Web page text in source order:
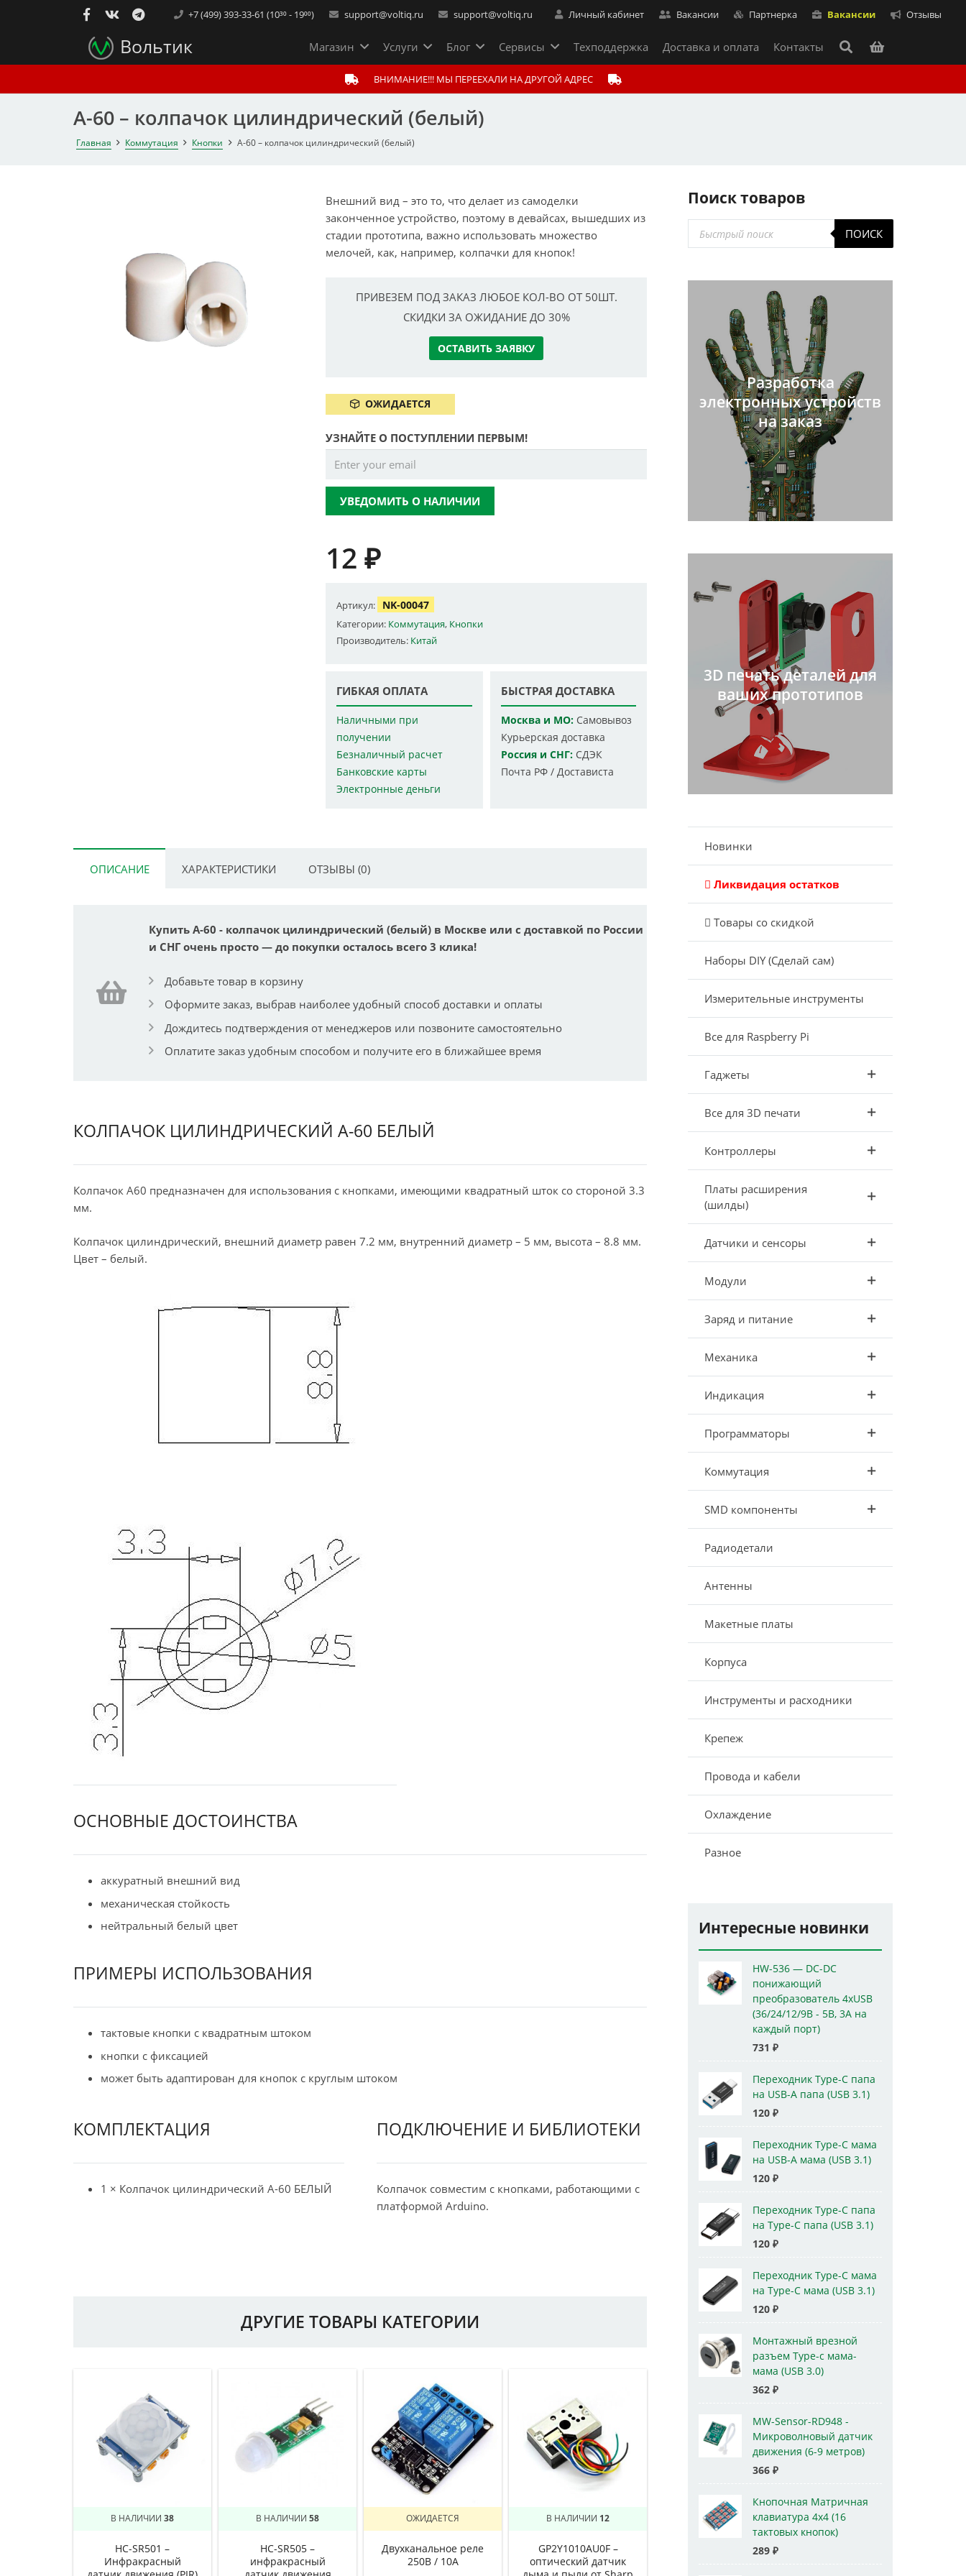
+7 (499) 393-33-61 (10³⁰ - 19⁰⁰) support@voltiq.ru support@voltiq.ru Личный кабинет Вакансии Партнерка Вакансии Отзывы
Вольтик Магазин Услуги Блог Сервисы Техподдержка Доставка и оплата Контакты
ВНИМАНИЕ!!! МЫ ПЕРЕЕХАЛИ НА ДРУГОЙ АДРЕС
A-60 – колпачок цилиндрический (белый)
Главная Коммутация Кнопки A-60 – колпачок цилиндрический (белый)
Внешний вид – это то, что делает из самоделки
законченное устройство, поэтому в девайсах, вышедших из
стадии прототипа, важно использовать множество
мелочей, как, например, колпачки для кнопок!
ПРИВЕЗЕМ ПОД ЗАКАЗ ЛЮБОЕ КОЛ-ВО ОТ 50ШТ.
СКИДКИ ЗА ОЖИДАНИЕ ДО 30%
ОСТАВИТЬ ЗАЯВКУ
ОЖИДАЕТСЯ
УЗНАЙТЕ О ПОСТУПЛЕНИИ ПЕРВЫМ!
УВЕДОМИТЬ О НАЛИЧИИ
12₽
Артикул: NK-00047
Категории: Коммутация, Кнопки
Производитель: Китай
ГИБКАЯ ОПЛАТА
Наличными при
получении
Безналичный расчет
Банковские карты
Электронные деньги
БЫСТРАЯ ДОСТАВКА
Москва и МО:Самовывоз
Курьерская доставка
Россия и СНГ:СДЭК
Почта РФ / Достависта
ОПИСАНИЕ ХАРАКТЕРИСТИКИ ОТЗЫВЫ (0)
Купить A-60 - колпачок цилиндрический (белый) в Москве или с доставкой по России
и СНГ очень просто — до покупки осталось всего 3 клика!
Добавьте товар в корзину
Оформите заказ, выбрав наиболее удобный способ доставки и оплаты
Дождитесь подтверждения от менеджеров или позвоните самостоятельно
Оплатите заказ удобным способом и получите его в ближайшее время
КОЛПАЧОК ЦИЛИНДРИЧЕСКИЙ A-60 БЕЛЫЙ
Колпачок А60 предназначен для использования с кнопками, имеющими квадратный шток со стороной 3.3
мм.
Колпачок цилиндрический, внешний диаметр равен 7.2 мм, внутренний диаметр – 5 мм, высота – 8.8 мм.
Цвет – белый.
ОСНОВНЫЕ ДОСТОИНСТВА
аккуратный внешний вид
механическая стойкость
нейтральный белый цвет
ПРИМЕРЫ ИСПОЛЬЗОВАНИЯ
тактовые кнопки с квадратным штоком
кнопки с фиксацией
может быть адаптирован для кнопок с круглым штоком
КОМПЛЕКТАЦИЯ
1 × Колпачок цилиндрический A-60 БЕЛЫЙ
ПОДКЛЮЧЕНИЕ И БИБЛИОТЕКИ
Колпачок совместим с кнопками, работающими с
платформой Arduinо.
ДРУГИЕ ТОВАРЫ КАТЕГОРИИ
В НАЛИЧИИ 38
HC-SR501 –
Инфракрасный
В НАЛИЧИИ 58
HC-SR505 –
инфракрасный
ОЖИДАЕТСЯ
Двухканальное реле
250В / 10А
В НАЛИЧИИ 12
GP2Y1010AU0F –
оптический датчик
Поиск товаров
Поиск
товаров
ПОИСК
Разработка
электронных устройств
на заказ
3D печать деталей для
ваших прототипов
Новинки
Ликвидация остатков
Товары со скидкой
Наборы DIY (Сделай сам)
Измерительные инструменты
Все для Raspberry Pi
Гаджеты
Все для 3D печати
Контроллеры
Платы расширения
(шилды)
Датчики и сенсоры
Модули
Заряд и питание
Механика
Индикация
Программаторы
Коммутация
SMD компоненты
Радиодетали
Антенны
Макетные платы
Корпуса
Инструменты и расходники
Крепеж
Провода и кабели
Охлаждение
Разное
Интересные новинки
HW-536 — DC-DC
понижающий
преобразователь 4xUSB
(36/24/12/9В - 5В, 3А на
каждый порт)
731 ₽
Переходник Type-C папа
на USB-A папа (USB 3.1)
120 ₽
Переходник Type-C мама
на USB-A мама (USB 3.1)
120 ₽
Переходник Type-C папа
на Type-C папа (USB 3.1)
120 ₽
Переходник Type-C мама
на Type-C мама (USB 3.1)
120 ₽
Монтажный врезной
разъем Type-c мама-
мама (USB 3.0)
362 ₽
MW-Sensor-RD948 -
Микроволновый датчик
движения (6-9 метров)
366 ₽
Кнопочная Матричная
клавиатура 4x4 (16
тактовых кнопок)
289 ₽